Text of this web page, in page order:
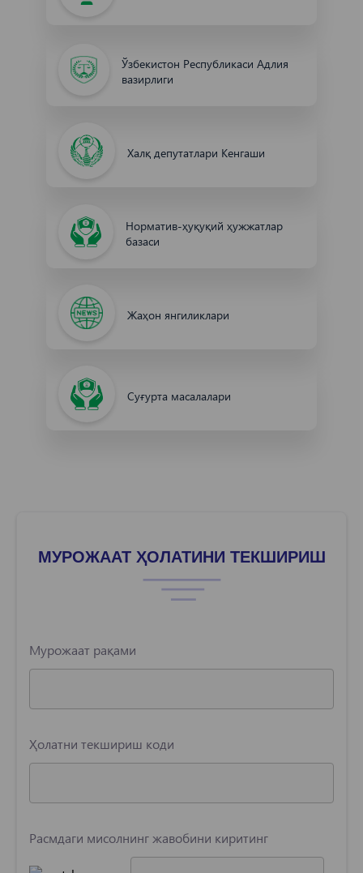
Ўзбекистон Республикаси Адлия
вазирлиги
Халқ депутатлари Кенгаши
Норматив-ҳуқуқий ҳужжатлар
базаси
Жаҳон янгиликлари
Cуғурта масалалари
МУРОЖААТ ҲОЛАТИНИ ТЕКШИРИШ
Мурожаат рақами
Ҳолатни текшириш коди
Расмдаги мисолнинг жавобини киритинг